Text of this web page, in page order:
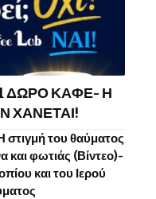
ΔΩΡΟ ΚΑΦΕ- Η
ΧΑΝΕΤΑΙ!
του θαύματος
και φωτιάς (Βίντεο)-
και του Ιερού